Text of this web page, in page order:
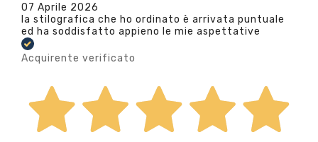
07 Aprile 2026
la stilografica che ho ordinato è arrivata puntuale
ed ha soddisfatto appieno le mie aspettative
Acquirente verificato